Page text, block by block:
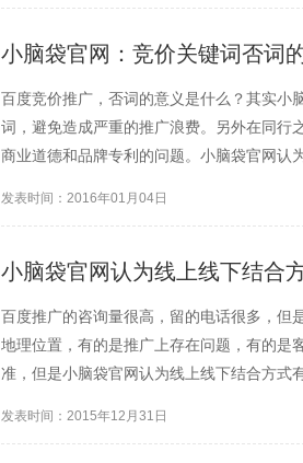
小脑袋官网：竞价关键词否词
百度竞价推广，否词的意义是什么？其实小
词，避免造成严重的推广浪费。另外在同行
商业道德和品牌专利的问题。小脑袋官网认
发表时间：2016年01月04日
小脑袋官网认为线上线下结合
百度推广的咨询量很高，留的电话很多，但
地理位置，有的是推广上存在问题，有的是
准，但是小脑袋官网认为线上线下结合方式
发表时间：2015年12月31日